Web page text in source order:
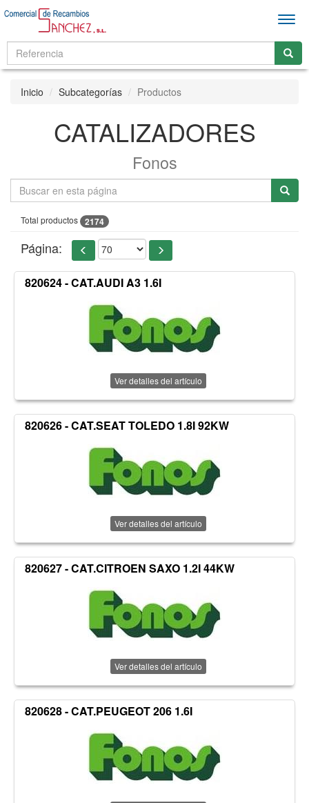
Inicio Subcategorías Productos
CATALIZADORES
Fonos
Total productos 2174
Página:
820624 - CAT.AUDI A3 1.6I
Ver detalles del artículo
820626 - CAT.SEAT TOLEDO 1.8I 92KW
Ver detalles del artículo
820627 - CAT.CITROEN SAXO 1.2I 44KW
Ver detalles del artículo
820628 - CAT.PEUGEOT 206 1.6I